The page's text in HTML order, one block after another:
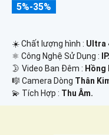
5%-35%
☀️ Chất lượng hình : Ultra
⚛️ Công Nghệ Sử Dụng : IP.
🌛 Video Ban Đêm : Hồng
🎼️ Camera Dòng Thân
️💫 Tích Hợp : Thu Âm.